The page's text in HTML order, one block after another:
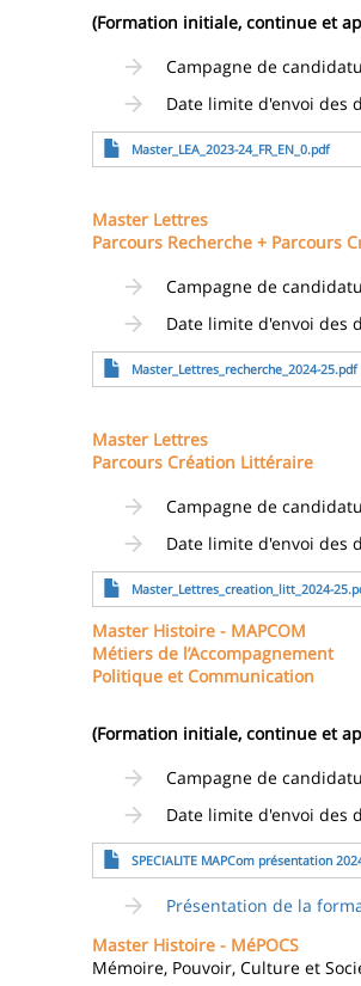
(Formation initiale, continue et
Campagne de
Date limite d'envoi des
FichierMaster_LEA_2023-24_FR_EN_0.pdf
Master Lettres
Parcours Recherche + Parcours
Campagne de
Date limite d'envoi des
FichierMaster_Lettres_recherche_2024-25.pdf
Master Lettres
Parcours Création Littéraire
Campagne de
Date limite d'envoi des
FichierMaster_Lettres_creation_litt_2024-
Master Histoire - MAPCOM
Métiers de l’Accompagnement
Politique et Communication
(Formation initiale, continue et
Campagne de
Date limite d'envoi des
FichierSPECIALITE MAPCom présentation
Présentation de la
Master Histoire - MéPOCS
Mémoire, Pouvoir, Culture et